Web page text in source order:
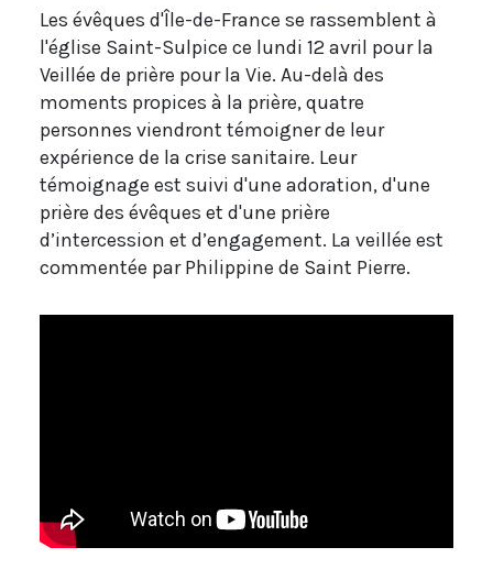
Les évêques d'Île-de-France se rassemblent à
l'église Saint-Sulpice ce lundi 12 avril pour la
Veillée de prière pour la Vie. Au-delà des
moments propices à la prière, quatre
personnes viendront témoigner de leur
expérience de la crise sanitaire. Leur
témoignage est suivi d'une adoration, d'une
prière des évêques et d'une prière
d’intercession et d’engagement. La veillée est
commentée par Philippine de Saint Pierre.